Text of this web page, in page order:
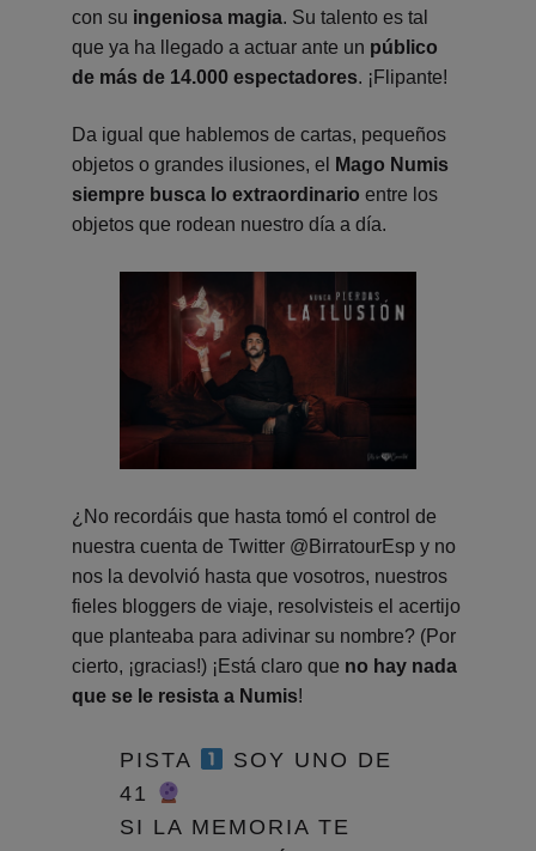
con su ingeniosa magia. Su talento es tal
que ya ha llegado a actuar ante un público
de más de 14.000 espectadores. ¡Flipante!
Da igual que hablemos de cartas, pequeños
objetos o grandes ilusiones, el
Mago Numis
siempre busca lo extraordinario entre los
objetos que rodean nuestro día a día.
¿No recordáis que hasta tomó el control de
nuestra cuenta de Twitter @BirratourEsp y no
nos la devolvió hasta que vosotros, nuestros
fieles bloggers de viaje, resolvisteis el acertijo
que planteaba para adivinar su nombre? (Por
cierto, ¡gracias!) ¡Está claro que no hay nada
que se le resista a Numis!
PISTA
SOY UNO DE
41
SI LA MEMORIA TE